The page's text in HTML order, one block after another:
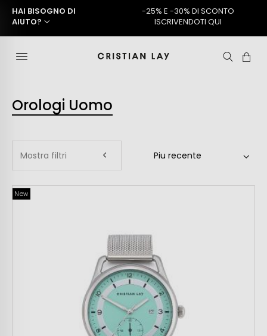
HAI BISOGNO DI
AIUTO?
-25% E -30% DI SCONTO
ISCRIVENDOTI QUI
Orologi Uomo
Mostra filtri
New